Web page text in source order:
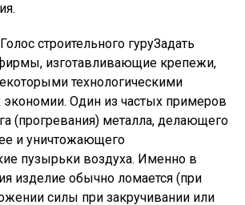
строительного гуруЗадать
изготавливающие крепежи,
технологическими
экономии. Один из частых примеров
(прогревания) металла, делающего
и уничтожающего
пузырьки воздуха. Именно в
изделие обычно ломается (при
силы при закручивании или